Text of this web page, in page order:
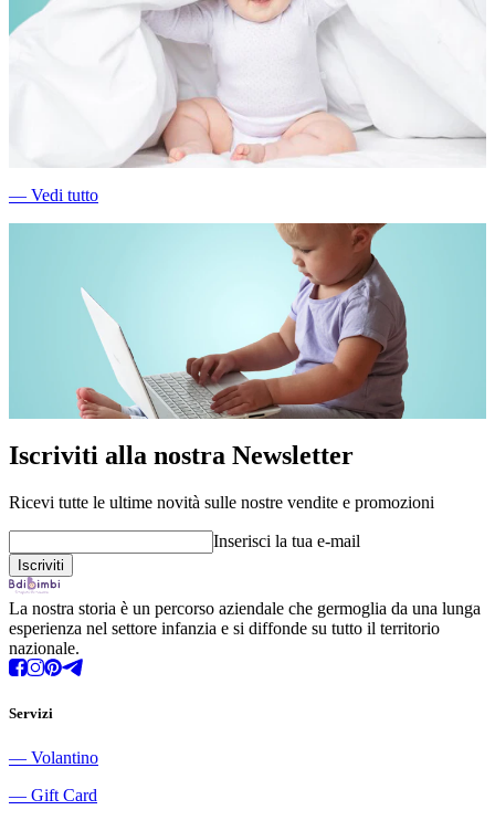
― Vedi tutto
Iscriviti alla nostra Newsletter
Ricevi tutte le ultime novità sulle nostre vendite e promozioni
Inserisci la tua e-mail
La nostra storia è un percorso aziendale che germoglia da una lunga
esperienza nel settore infanzia e si diffonde su tutto il territorio
nazionale.
Servizi
― Volantino
― Gift Card